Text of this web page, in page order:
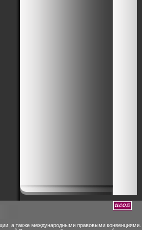
а также международными правовыми конвенциями.